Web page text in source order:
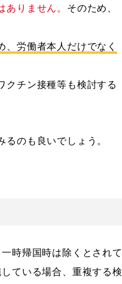
りません。 そのため、
労働者本人だけでなく
クチン接種等も検討する
のも良いでしょう。
時帰国時は除くとされて
ている場合、重複する検